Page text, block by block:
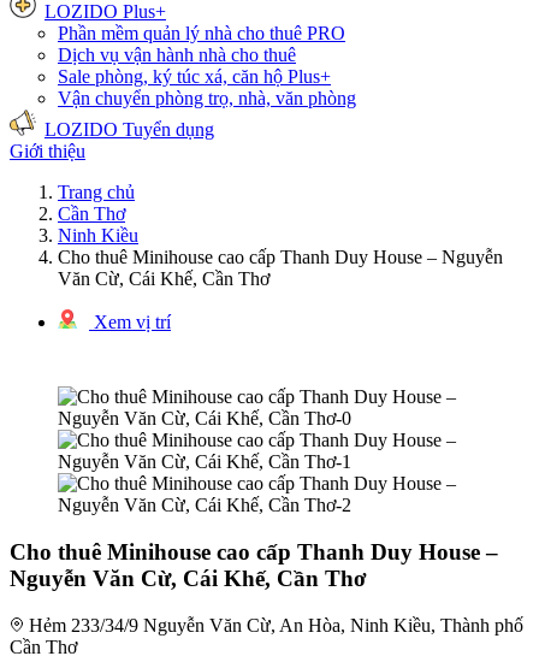
LOZIDO Plus+
Phần mềm quản lý nhà cho thuê PRO
Dịch vụ vận hành nhà cho thuê
Sale phòng, ký túc xá, căn hộ Plus+
Vận chuyển phòng trọ, nhà, văn phòng
LOZIDO Tuyển dụng
Giới thiệu
Trang chủ
Cần Thơ
Ninh Kiều
Cho thuê Minihouse cao cấp Thanh Duy House – Nguyễn
Văn Cừ, Cái Khế, Cần Thơ
Xem vị trí
Cho thuê Minihouse cao cấp Thanh Duy House –
Nguyễn Văn Cừ, Cái Khế, Cần Thơ
Hẻm 233/34/9 Nguyễn Văn Cừ, An Hòa, Ninh Kiều, Thành phố
Cần Thơ